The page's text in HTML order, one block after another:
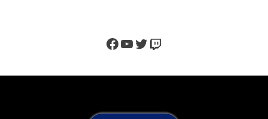
Facebook
YouTube
Twitter
Twitch